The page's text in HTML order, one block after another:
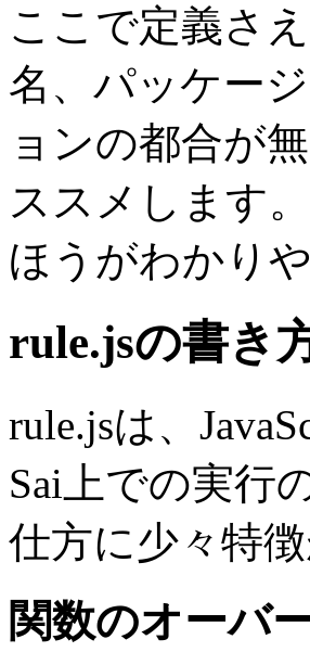
ここで定義さ
名、パッケー
ョンの都合が
ススメします。
ほうがわかり
rule.jsの書き
rule.jsは、
Sai上での実行
仕方に少々特
関数のオーバ